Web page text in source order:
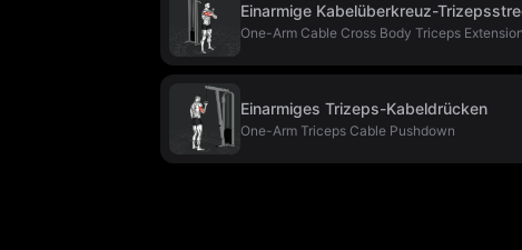
Einarmige Kabelüberkreuz-
One-Arm Cable Cross Body Triceps Extension
Einarmiges Trizeps-Kabeldrücken
One-Arm Triceps Cable Pushdown